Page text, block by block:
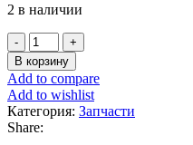
2 в наличии
Количество
товара
Патрон
лампы
921613C000
HYUNDAI/KIA/MOBIS
В корзину
Add to compare
Add to wishlist
Категория: Запчасти
Share: